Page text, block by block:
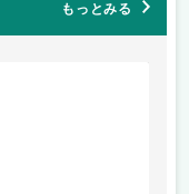
もっとみる